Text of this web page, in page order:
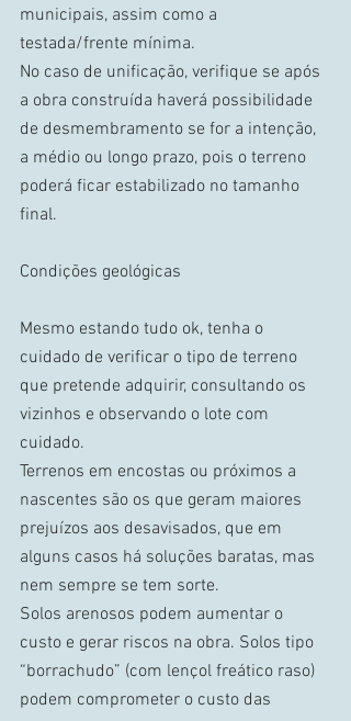
municipais, assim como a
testada/frente mínima.
No caso de unificação, verifique se após
a obra construída haverá possibilidade
de desmembramento se for a intenção,
a médio ou longo prazo, pois o terreno
poderá ficar estabilizado no tamanho
final.
Condições geológicas
Mesmo estando tudo ok, tenha o
cuidado de verificar o tipo de terreno
que pretende adquirir, consultando os
vizinhos e observando o lote com
cuidado.
Terrenos em encostas ou próximos a
nascentes são os que geram maiores
prejuízos aos desavisados, que em
alguns casos há soluções baratas, mas
nem sempre se tem sorte.
Solos arenosos podem aumentar o
custo e gerar riscos na obra. Solos tipo
“borrachudo” (com lençol freático raso)
podem comprometer o custo das